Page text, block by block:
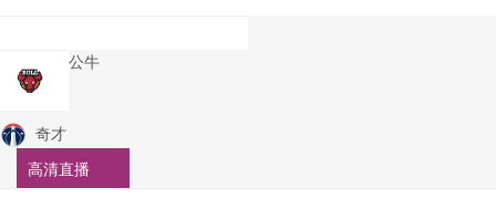
公牛
奇才
高清直播